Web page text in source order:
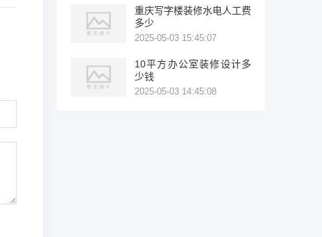
重庆写字楼装修水电人工费
多少
2025-05-03 15:45:07
10平方办公室装修设计多
少钱
2025-05-03 14:45:08